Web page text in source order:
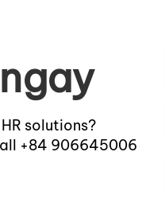
solutions?
+84 906645006